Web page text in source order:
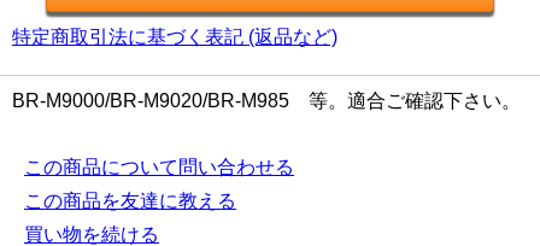
特定商取引法に基づく表記 (返品など)
BR-M9000/BR-M9020/BR-M985 等。適合ご確認下さい。
この商品について問い合わせる
この商品を友達に教える
買い物を続ける